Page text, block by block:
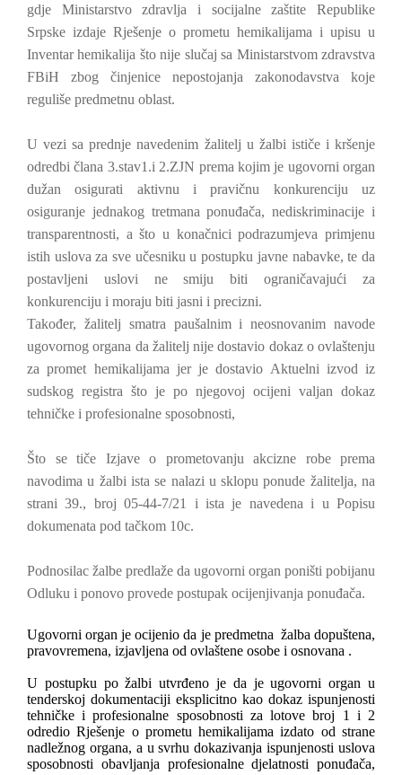
gdje Ministarstvo zdravlja i socijalne zaštite Republike
Srpske izdaje Rješenje o prometu hemikalijama i upisu u
Inventar hemikalija što nije slučaj sa Ministarstvom zdravstva
FBiH zbog činjenice nepostojanja zakonodavstva koje
reguliše predmetnu oblast.
U vezi sa prednje navedenim žalitelj u žalbi ističe i kršenje
odredbi člana 3.stav1.i 2.ZJN prema kojim je ugovorni organ
dužan osigurati aktivnu i pravičnu konkurenciju uz
osiguranje jednakog tretmana ponuđača, nediskriminacije i
transparentnosti, a što u konačnici podrazumjeva primjenu
istih uslova za sve učesniku u postupku javne nabavke, te da
postavljeni uslovi ne smiju biti ograničavajući za
konkurenciju i moraju biti jasni i precizni.
Također, žalitelj smatra paušalnim i neosnovanim navode
ugovornog organa da žalitelj nije dostavio dokaz o ovlaštenju
za promet hemikalijama jer je dostavio Aktuelni izvod iz
sudskog registra što je po njegovoj ocijeni valjan dokaz
tehničke i profesionalne sposobnosti,
Što se tiče Izjave o prometovanju akcizne robe prema
navodima u žalbi ista se nalazi u sklopu ponude žalitelja, na
strani 39., broj 05-44-7/21 i ista je navedena i u Popisu
dokumenata pod tačkom 10c.
Podnosilac žalbe predlaže da ugovorni organ poništi pobijanu
Odluku i ponovo provede postupak ocijenjivanja ponuđača.
Ugovorni organ je ocijenio da je predmetna žalba dopuštena,
pravovremena, izjavljena od ovlaštene osobe i osnovana .
U postupku po žalbi utvrđeno je da je ugovorni organ u
tenderskoj dokumentaciji eksplicitno kao dokaz ispunjenosti
tehničke i profesionalne sposobnosti za lotove broj 1 i 2
odredio Rješenje o prometu hemikalijama izdato od strane
nadležnog organa, a u svrhu dokazivanja ispunjenosti uslova
sposobnosti obavljanja profesionalne djelatnosti ponuđača,